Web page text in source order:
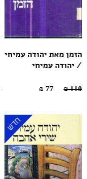
הזמן מאת יהודה עמיחי
/ יהודה עמיחי
110 ₪